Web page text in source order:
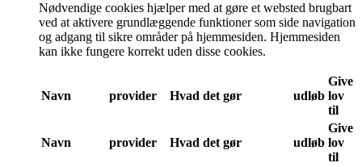
Nødvendige cookies hjælper med at gøre et websted brugbart
ved at aktivere grundlæggende funktioner som side navigation
og adgang til sikre områder på hjemmesiden. Hjemmesiden
kan ikke fungere korrekt uden disse cookies.
Navn provider Hvad det gør udløb
Give
lov
til
Navn provider Hvad det gør udløb
Give
lov
til